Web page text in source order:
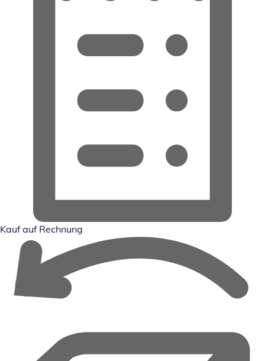
Kauf auf Rechnung